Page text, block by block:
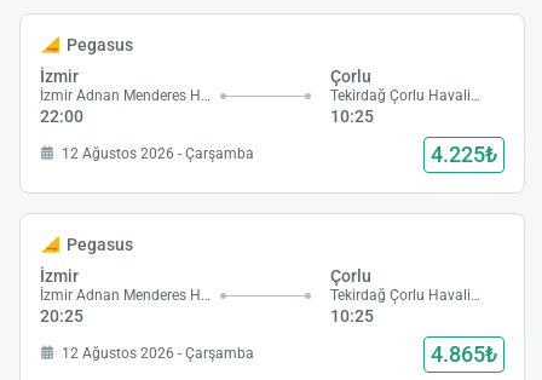
Pegasus
İzmir
İzmir Adnan Menderes Havalimanı
22:00
Çorlu
Tekirdağ Çorlu Havalimanı
10:25
12 Ağustos 2026 - Çarşamba 4.225₺
Pegasus
İzmir
İzmir Adnan Menderes Havalimanı
20:25
Çorlu
Tekirdağ Çorlu Havalimanı
10:25
12 Ağustos 2026 - Çarşamba 4.865₺